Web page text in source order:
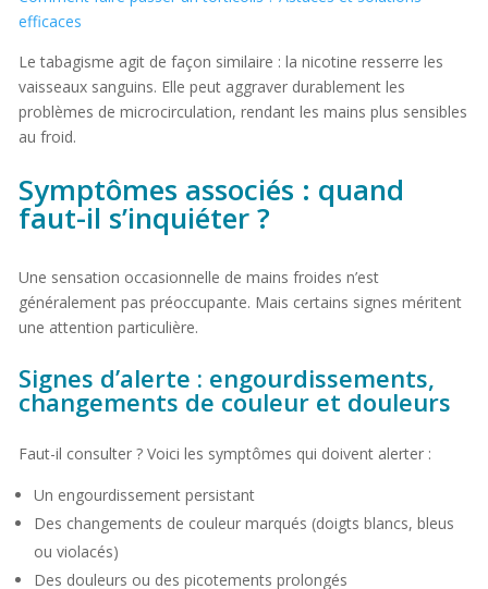
efficaces
Le tabagisme agit de façon similaire : la nicotine resserre les
vaisseaux sanguins. Elle peut aggraver durablement les
problèmes de microcirculation, rendant les mains plus sensibles
au froid.
Symptômes associés : quand
faut-il s’inquiéter ?
Une sensation occasionnelle de mains froides n’est
généralement pas préoccupante. Mais certains signes méritent
une attention particulière.
Signes d’alerte : engourdissements,
changements de couleur et douleurs
Faut-il consulter ? Voici les symptômes qui doivent alerter :
Un engourdissement persistant
Des changements de couleur marqués (doigts blancs, bleus
ou violacés)
Des douleurs ou des picotements prolongés